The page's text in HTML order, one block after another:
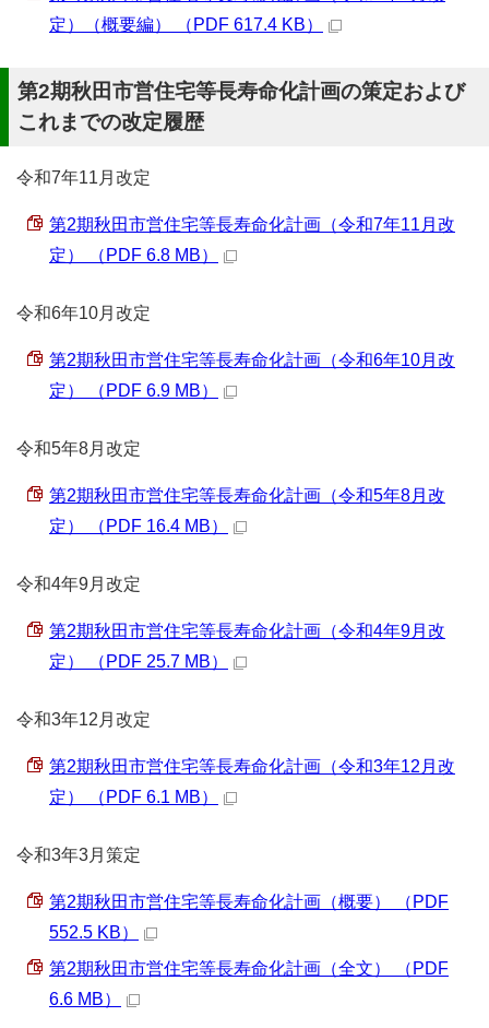
定）（概要編） （PDF 617.4 KB）
第2期秋田市営住宅等長寿命化計画の策定および
これまでの改定履歴
令和7年11月改定
第2期秋田市営住宅等長寿命化計画（令和7年11月改
定） （PDF 6.8 MB）
令和6年10月改定
第2期秋田市営住宅等長寿命化計画（令和6年10月改
定） （PDF 6.9 MB）
令和5年8月改定
第2期秋田市営住宅等長寿命化計画（令和5年8月改
定） （PDF 16.4 MB）
令和4年9月改定
第2期秋田市営住宅等長寿命化計画（令和4年9月改
定） （PDF 25.7 MB）
令和3年12月改定
第2期秋田市営住宅等長寿命化計画（令和3年12月改
定） （PDF 6.1 MB）
令和3年3月策定
第2期秋田市営住宅等長寿命化計画（概要） （PDF
552.5 KB）
第2期秋田市営住宅等長寿命化計画（全文） （PDF
6.6 MB）